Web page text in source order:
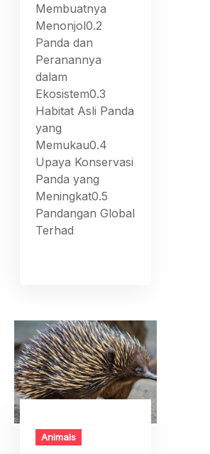
Membuatnya
Menonjol0.2
Panda dan
Peranannya
dalam
Ekosistem0.3
Habitat Asli Panda
yang
Memukau0.4
Upaya Konservasi
Panda yang
Meningkat0.5
Pandangan Global
Terhad
Animals